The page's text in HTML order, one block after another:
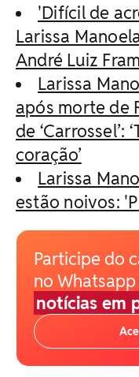
'Difícil de
Larissa
André Luiz
Larissa
após morte de
de ‘Carrossel’:
coração’
Larissa
estão noivos:
Participe do
no
notícias em